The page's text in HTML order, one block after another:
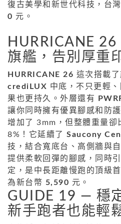
復古美學和新世代科技，台
0 元。
HURRICANE
旗艦，告別厚重
HURRICANE 26 這次搭載
crediLUX 中底，不只更輕
果也更持久。外層還有
讓你同時擁有優異腳感和防
增加了 3mm，但整體重量卻
8%！它延續了 Saucony
技，結合寬底台、高側牆與
提供柔軟回彈的腳感，同時
定，是中長距離慢跑的頂級
為新台幣 5,590 元。
GUIDE 19 — 穩
新手跑者也能輕